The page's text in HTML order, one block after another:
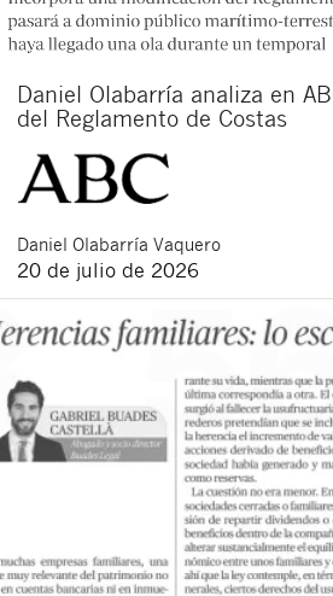
Daniel Olabarría analiza en
del Reglamento de Costas
Daniel Olabarría Vaquero
20 de julio de 2026